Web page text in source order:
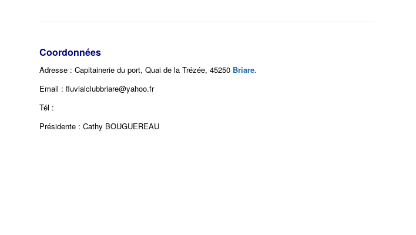
Coordonnées
Adresse : Capitainerie du port, Quai de la Trézée, 45250 Briare.
Email : fluvialclubbriare@yahoo.fr
Tél :
Présidente : Cathy BOUGUEREAU